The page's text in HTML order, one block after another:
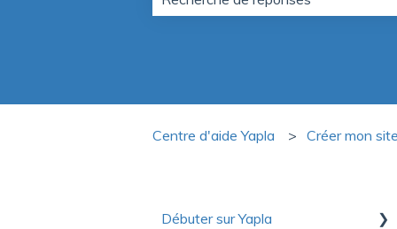
Centre d'aide Yapla Créer mon
Débuter sur Yapla